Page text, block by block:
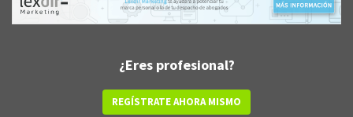
¿Eres profesional?
REGÍSTRATE AHORA MISMO